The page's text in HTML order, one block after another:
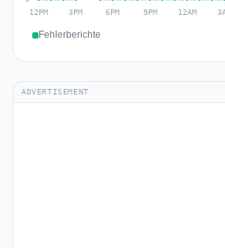
Fehlerberichte
ADVERTISEMENT